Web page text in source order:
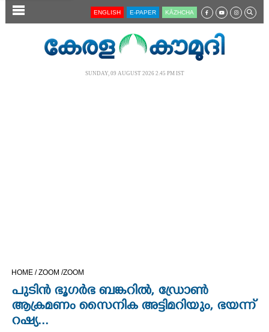
SECTIONS
OPINION
ENGLISH E-PAPER KĀZHCHA
SUNDAY, 09 AUGUST 2026 2.45 PM IST
HOME /ZOOM /ZOOM
പുടിൻ ഭൂഗർഭ ബങ്കറിൽ, ഡ്രോൺ
ആക്രമണം സൈനിക അട്ടിമറിയും, ഭയന്ന്
റഷ്യ...